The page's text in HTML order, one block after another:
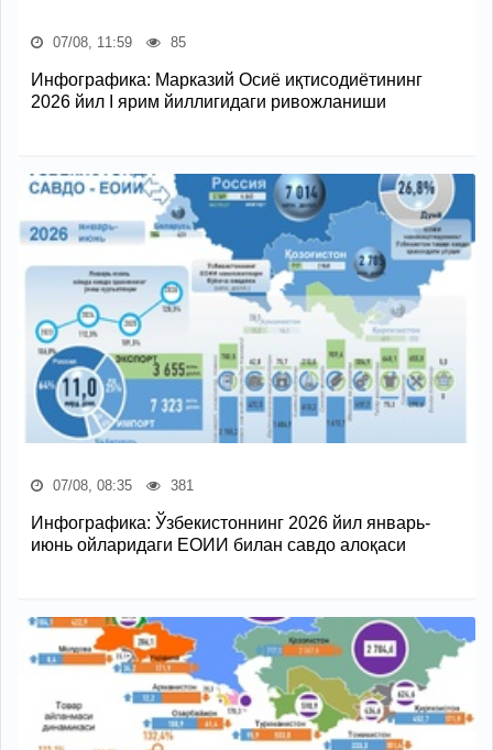
07/08, 11:59 85
Инфографика: Марказий Осиё иқтисодиётининг
2026 йил I ярим йиллигидаги ривожланиши
07/08, 08:35 381
Инфографика: Ўзбекистоннинг 2026 йил январь-
июнь ойларидаги ЕОИИ билан савдо алоқаси